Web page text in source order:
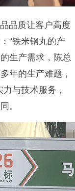
品质让客户高度
“铁米钢丸的产
生产需求，陈总
年的生产难题，
与技术服务，
。